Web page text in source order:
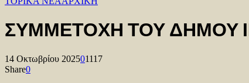
ΣΥΜΜΕΤΟΧΗ ΤΟΥ ΔΗΜΟΥ
14 Οκτωβρίου 202501117
Share0